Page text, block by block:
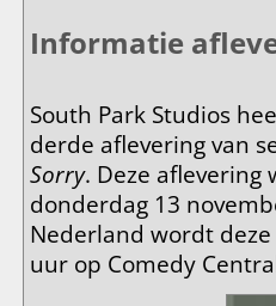
Informatie
South Park Studios
derde aflevering van
Sorry. Deze aflevering
donderdag 13
Nederland wordt
uur op Comedy